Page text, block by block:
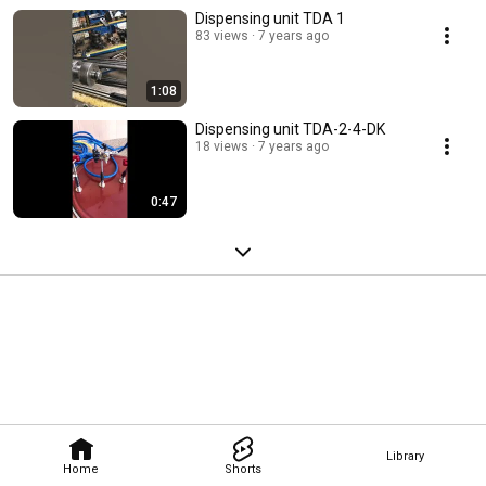
Home Shorts
Library
1:08
Dispensing unit TDA 1
83 views 7 years ago
0:47
Dispensing unit TDA-2-4-DK
18 views 7 years ago